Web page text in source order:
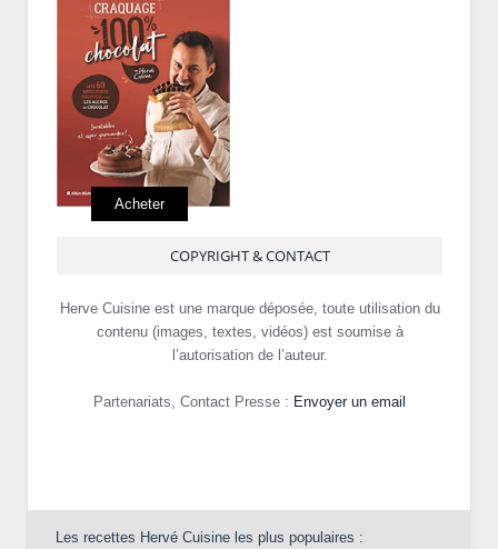
Acheter
COPYRIGHT & CONTACT
Herve Cuisine est une marque déposée, toute utilisation du
contenu (images, textes, vidéos) est soumise à
l’autorisation de l’auteur.
Partenariats, Contact Presse : Envoyer un email
Les recettes Hervé Cuisine les plus populaires :